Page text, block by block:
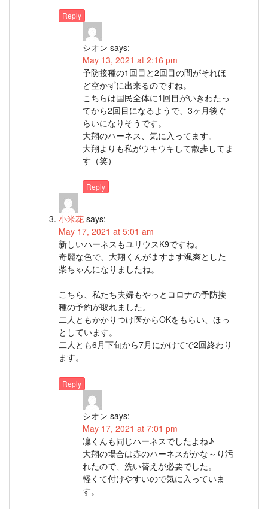
Reply
シオン says:
May 13, 2021 at 2:16 pm
予防接種の1回目と2回目の間がそれほ
ど空かずに出来るのですね。
こちらは国民全体に1回目がいきわたっ
てから2回目になるようで、3ヶ月後ぐ
らいになりそうです。
大翔のハーネス、気に入ってます。
大翔よりも私がウキウキして散歩してま
す（笑）
Reply
小米花 says:
May 17, 2021 at 5:01 am
新しいハーネスもユリウスK9ですね。
奇麗な色で、大翔くんがますます颯爽とした
柴ちゃんになりましたね。
こちら、私たち夫婦もやっとコロナの予防接
種の予約が取れました。
二人ともかかりつけ医からOKをもらい、ほっ
としています。
二人とも6月下旬から7月にかけてで2回終わり
ます。
Reply
シオン says:
May 17, 2021 at 7:01 pm
凜くんも同じハーネスでしたよね♪
大翔の場合は赤のハーネスがかな～り汚
れたので、洗い替えが必要でした。
軽くて付けやすいので気に入っていま
す。